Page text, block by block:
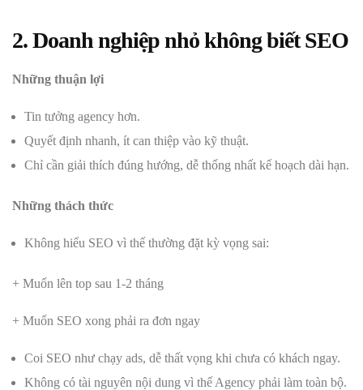
2. Doanh nghiệp nhỏ không biết SEO
Những thuận lợi
Tin tưởng agency hơn.
Quyết định nhanh, ít can thiệp vào kỹ thuật.
Chỉ cần giải thích đúng hướng, dễ thống nhất kế hoạch dài hạn.
Những thách thức
Không hiểu SEO vì thế thường đặt kỳ vọng sai:
+ Muốn lên top sau 1-2 tháng
+ Muốn SEO xong phải ra đơn ngay
Coi SEO như chạy ads, dễ thất vọng khi chưa có khách ngay.
Không có tài nguyên nội dung vì thế Agency phải làm toàn bộ.